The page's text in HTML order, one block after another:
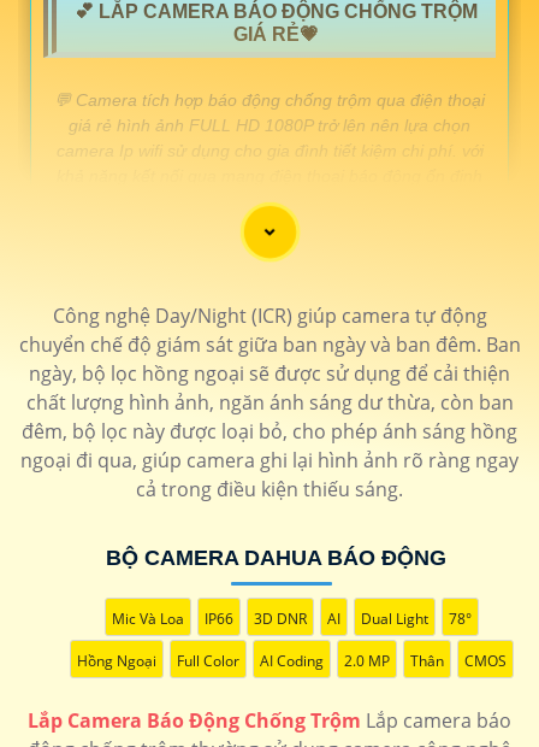
💕 LẮP CAMERA BÁO ĐỘNG CHỐNG TRỘM
GIÁ RẺ💗
️💬 Camera tích hợp báo động chống trộm qua điện thoại
giá rẻ hình ảnh FULL HD 1080P trở lên nên lựa chọn
camera Ip wifi sử dụng cho gia đình tiết kiệm chi phí. với
🛒
GIÁ THÔNG SỐ
Camera Chống trộm wifi
PC-A42P-D-V2
1.300.000 VNĐ - 1.600.000 VNĐ▫ ️
Camera độ phân giải FULL HD đến 2k
báo động qua điện thoại Camera Imou
Camera wifi 360 ngoài
trời
📎 1.600.000 VNĐ - 3.500.000 VNĐ
Camera hình ảnh săt nét dễ dàng cài
đặt qua điện thoạiDH-IPC-
HFW1230DT-STW
qua phần mềm xem camera nhanh
lắp camera chống trộm
ezviz
1.600.000 VNĐ - 2.300.000 VNĐ ▫️ Tích
hợp quay xoay báo động chống trộm
qua điện thoại
H8C
Công nghệ Day/Night (ICR) giúp camera tự động
chuyển chế độ giám sát giữa ban ngày và ban đêm. Ban
ngày, bộ lọc hồng ngoại sẽ được sử dụng để cải thiện
chất lượng hình ảnh, ngăn ánh sáng dư thừa, còn ban
đêm, bộ lọc này được loại bỏ, cho phép ánh sáng hồng
ngoại đi qua, giúp camera ghi lại hình ảnh rõ ràng ngay
cả trong điều kiện thiếu sáng.
BỘ CAMERA DAHUA BÁO ĐỘNG
Mic Và Loa IP66 3D DNR AI Dual Light 78°
Hồng Ngoại Full Color AI Coding 2.0 MP Thân CMOS
Lắp Camera Báo Động Chống Trộm Lắp camera báo